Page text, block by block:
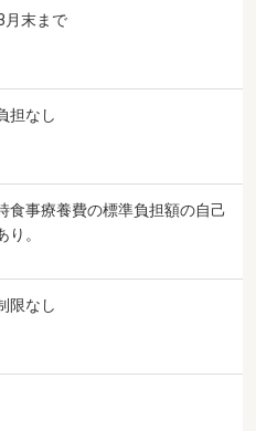
月末まで
担なし
食事療養費の標準負担額の自己
り。
限なし